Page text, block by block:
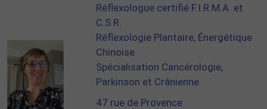
Réflexologue certifié F.I.R.M.A. et
C.S.R.
Réflexologie Plantaire, Énergétique
Chinoise
Spécialisation Cancérologie,
Parkinson et Crânienne
47 rue de Provence